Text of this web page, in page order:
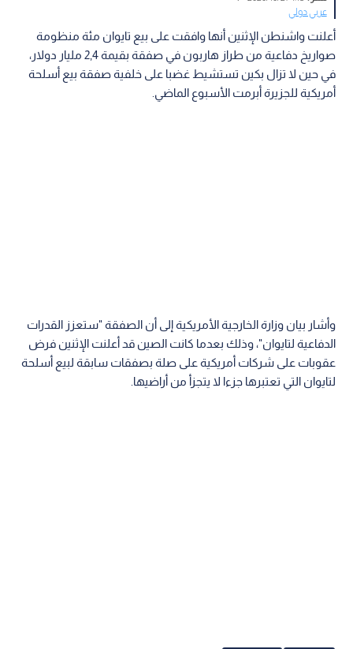
عربي دولي
أعلنت واشنطن الإثنين أنها وافقت على بيع تايوان مئة منظومة
صواريخ دفاعية من طراز هاربون في صفقة بقيمة 2,4 مليار دولار،
في حين لا تزال بكين تستشيط غضبا على خلفية صفقة بيع أسلحة
أمريكية للجزيرة أبرمت الأسبوع الماضي.
وأشار بيان وزارة الخارجية الأمريكية إلى أن الصفقة "ستعزز القدرات
الدفاعية لتايوان"، وذلك بعدما كانت الصين قد أعلنت الإثنين فرض
عقوبات على شركات أمريكية على صلة بصفقات سابقة لبيع أسلحة
لتايوان التي تعتبرها جزءا لا يتجزأ من أراضيها.